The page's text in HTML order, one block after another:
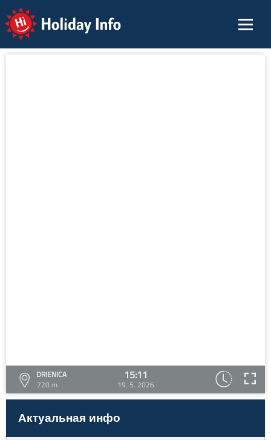
Holiday Info
DRIENICA
720 m
15:11
19. 5. 2026
Актуальная инфо